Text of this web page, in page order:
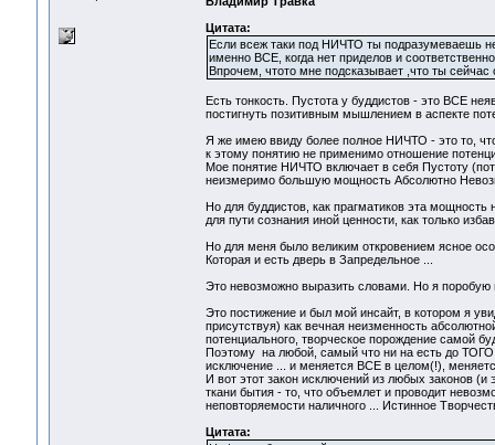
Цитата:
Если всеж таки под НИЧТО ты подразумеваешь
именно ВСЕ, когда нет приделов и
Впрочем, чтото мне подсказывает ,что ты
Есть тонкость. Пустота у буддистов - это ВСЕ
постигнуть позитивным мышлением в аспекте
Я же имею ввиду более полное НИЧТО - это то,
к этому понятию не применимо отношение
Мое понятие НИЧТО включает в себя Пустоту
неизмеримо большую мощность Абсолютно
Но для буддистов, как прагматиков эта
для пути сознания иной ценности, как только
Но для меня было великим откровением ясное
Которая и есть дверь в Запредельное ...
Это невозможно выразить словами. Но я поробую
Это постижение и был мой инсайт, в котором я
присутствуя) как вечная неизменность
потенциального, творческое порождение самой
Поэтому на любой, самый что ни на есть до ТОГО
исключение ... и меняется ВСЕ в целом(!),
И вот этот закон исключений из любых законов
ткани бытия - то, что объемлет и проводит
неповторяемости наличного ... Истинное
Цитата: